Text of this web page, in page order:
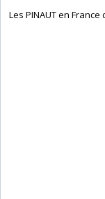
‎Les PINAUT en France